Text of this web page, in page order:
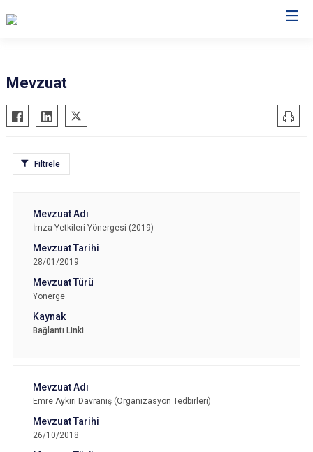
Altınözü
Belen
Dörtyol
Erzin
İskenderun
Mevzuat
Filtrele
İmza Yetkileri Yönergesi (2019)
28/01/2019
Yönerge
Bağlantı Linki
Emre Aykırı Davranış (Organizasyon Tedbirleri)
26/10/2018